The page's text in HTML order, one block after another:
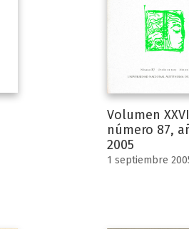
Volumen
número 87,
2005
1 septiembre